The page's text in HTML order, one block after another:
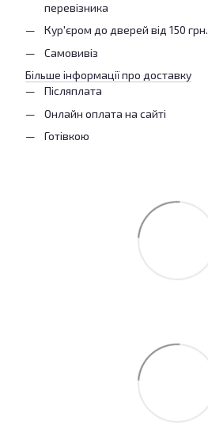
перевізника
Кур'єром до дверей від 150 грн.
Самовивіз
Більше інформації про доставку
Післяплата
Онлайн оплата на сайті
Готівкою